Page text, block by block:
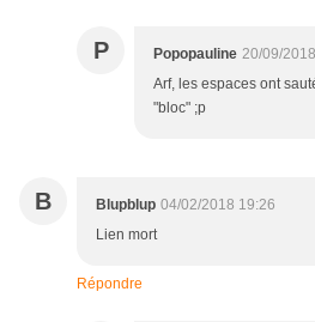
P Popopauline 20/09/
Arf, les espaces ont
"bloc" ;p
B Blupblup 04/02/2018 19:26
Lien mort
Répondre